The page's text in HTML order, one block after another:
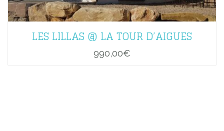
LES LILLAS @ LA TOUR D’AIGUES
990,00€